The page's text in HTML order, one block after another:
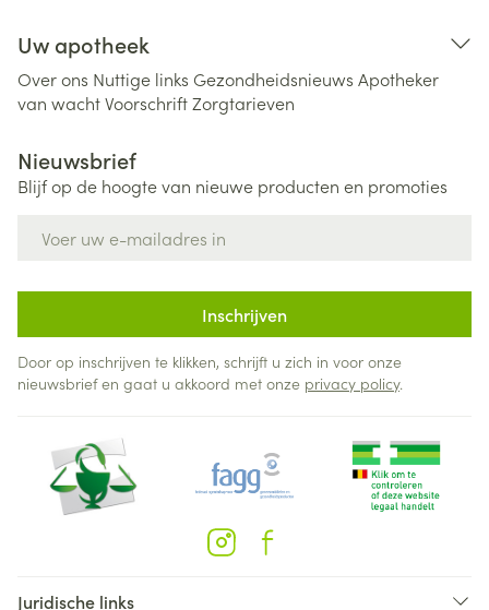
Uw apotheek
Over ons Nuttige links Gezondheidsnieuws Apotheker
van wachtVoorschriftZorgtarieven
Nieuwsbrief
Blijf op de hoogte van nieuwe producten en promoties
Inschrijven
Door op inschrijven te klikken, schrijft u zich in voor onze
nieuwsbrief en gaat u akkoord met onze privacy policy.
Juridische links